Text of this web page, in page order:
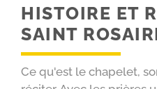
HISTOIRE ET
SAINT
Ce qu'est le chapelet,